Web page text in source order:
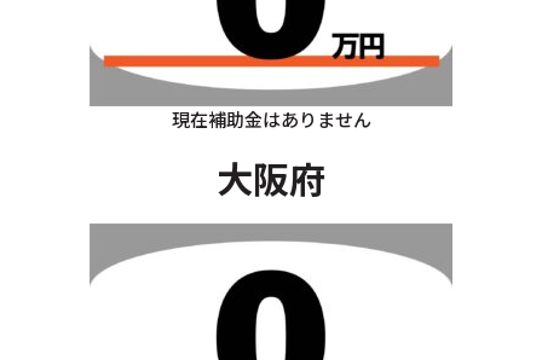
現在補助金はありません
大阪府